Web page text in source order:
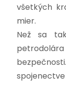
všetkých
mier.
Než sa